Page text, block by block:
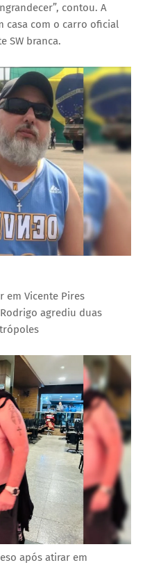
contou. A
casa com o carro oficial
SW branca.
em Vicente Pires
agrediu duas
após atirar em